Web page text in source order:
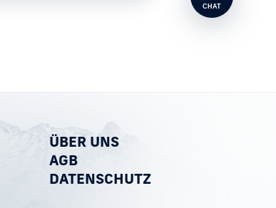
CHAT
ÜBER UNS
AGB
DATENSCHUTZ